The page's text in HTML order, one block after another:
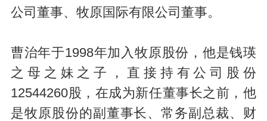
公司董事、牧原国际有限公司董事。
曹治年于1998年加入牧原股份，他是钱瑛
之母之妹之子，直接持有公司股份
12544260股，在成为新任董事长之前，他
是牧原股份的副董事长、常务副总裁、财